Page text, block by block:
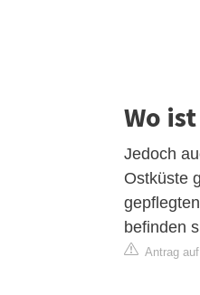
Wo
Jedoch
Ostküste
befinden
Antrag